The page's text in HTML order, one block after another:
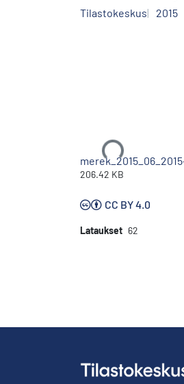
Tilastokeskus 2015
Ladataan...
206.42 KB
CC BY 4.0
Lataukset 62